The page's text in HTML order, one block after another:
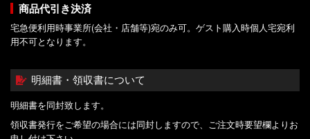
商品代引き決済
宅急便利用時事業所(会社・店舗等)宛のみ可。ゲスト購入時個人宅宛利
用不可となります。
明細書・領収書について
明細書を同封致します。
領収書発行をご希望の場合には同封しますので、ご注文時要望欄よりお